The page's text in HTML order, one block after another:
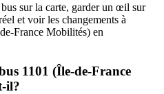
sur la carte, garder un œil sur
et voir les changements à
France Mobilités) en
1101 (Île-de-France
il?